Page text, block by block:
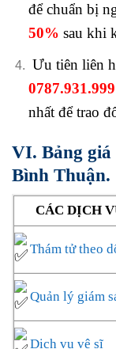
để chuẩn bị
50% sau khi
Ưu tiên liên
0787.931.999
nhất để trao
VI. Bảng
Bình Thuận.
CÁC DỊCH
Thám tử theo
Quản lý giám
Dịch vụ vệ sĩ